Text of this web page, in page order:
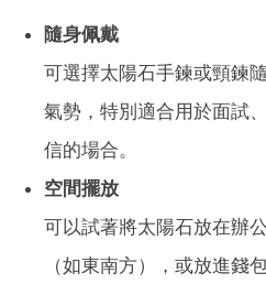
隨身佩戴
可選擇太陽石手鍊或頸鍊
氣勢，特別適合用於面試
信的場合。
空間擺放
可以試著將太陽石放在辦
（如東南方），或放進錢